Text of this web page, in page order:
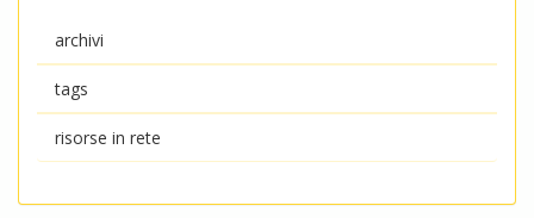
archivi
tags
risorse in rete